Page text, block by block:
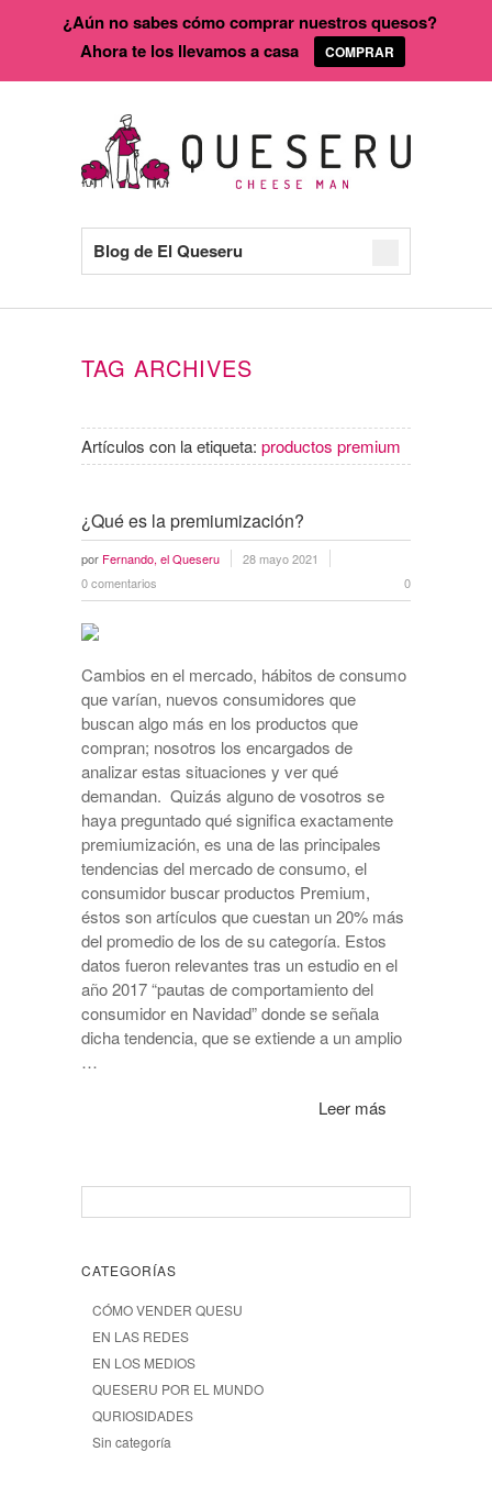
Blog de El Queseru
TAG ARCHIVES
Artículos con la etiqueta: productos premium
¿Qué es la premiumización?
por Fernando, el Queseru
28 mayo 2021
0 comentarios
0
Cambios en el mercado, hábitos de consumo
que varían, nuevos consumidores que
buscan algo más en los productos que
compran; nosotros los encargados de
analizar estas situaciones y ver qué
demandan. Quizás alguno de vosotros se
haya preguntado qué significa exactamente
premiumización, es una de las principales
tendencias del mercado de consumo, el
consumidor buscar productos Premium,
éstos son artículos que cuestan un 20% más
del promedio de los de su categoría. Estos
datos fueron relevantes tras un estudio en el
año 2017 “pautas de comportamiento del
consumidor en Navidad” donde se señala
dicha tendencia, que se extiende a un amplio
…
Leer más
CATEGORÍAS
CÓMO VENDER QUESU
EN LAS REDES
EN LOS MEDIOS
QUESERU POR EL MUNDO
QURIOSIDADES
Sin categoría
¿Aún no sabes cómo comprar nuestros quesos?
Ahora te los llevamos a casa
COMPRAR